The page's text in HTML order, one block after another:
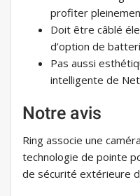
profiter
Doit être câblé
d’option de
Pas aussi
intelligente de
Notre avis
Ring associe une
technologie de pointe
de sécurité extérieure